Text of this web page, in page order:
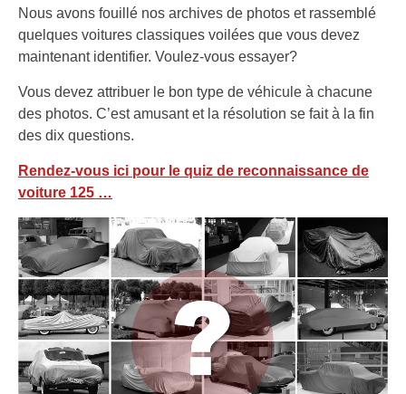
Nous avons fouillé nos archives de photos et rassemblé
quelques voitures classiques voilées que vous devez
maintenant identifier. Voulez-vous essayer?
Vous devez attribuer le bon type de véhicule à chacune
des photos. C’est amusant et la résolution se fait à la fin
des dix questions.
Rendez-vous ici pour le quiz de reconnaissance de
voiture 125 …